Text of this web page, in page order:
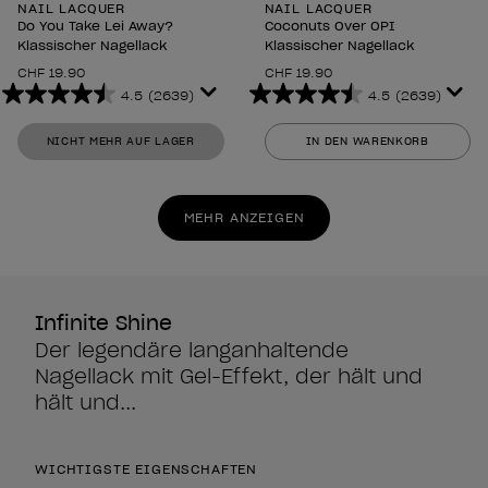
NAIL LACQUER
Do You Take Lei Away?
Klassischer Nagellack
CHF 19.90
4.5 (2639)
4.5
von
5
NICHT MEHR AUF LAGER
NAIL LACQUER
Coconuts Over OPI
Klassischer Nagellack
CHF 19.90
4.5 (2639)
4.5
von
5
2639
Bewertungen
IN DEN WARENKORB
MEHR ANZEIGEN
Infinite Shine
Der legendäre langanhaltende
Nagellack mit Gel-Effekt, der hält und
hält und...
WICHTIGSTE EIGENSCHAFTEN